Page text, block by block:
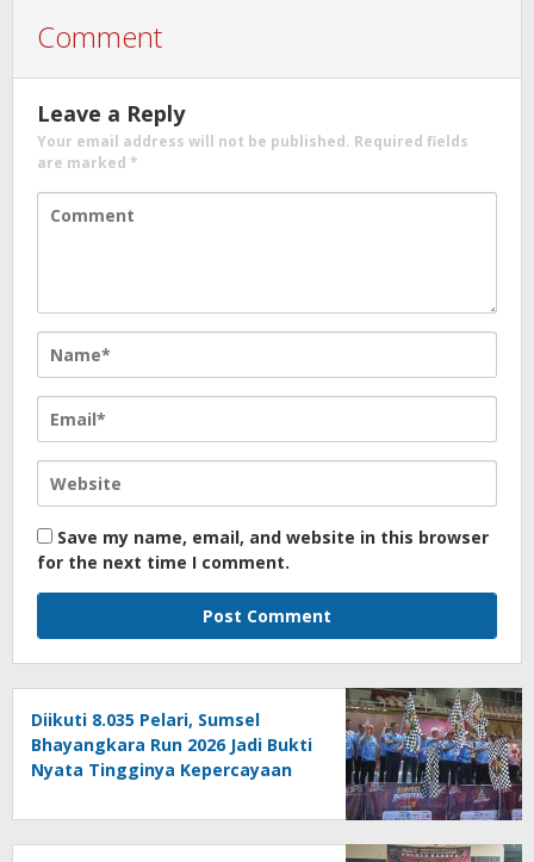
Comment
Leave a Reply
Your email address will not be published. Required fields
are marked *
Save my name, email, and website in this browser
for the next time I comment.
Diikuti 8.035 Pelari, Sumsel
Bhayangkara Run 2026 Jadi Bukti
Nyata Tingginya Kepercayaan